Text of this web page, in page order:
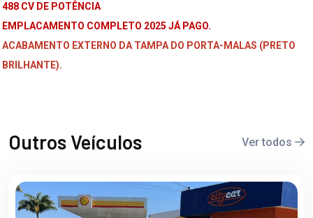
488 CV DE POTÊNCIA
EMPLACAMENTO COMPLETO 2025 JÁ PAGO.
ACABAMENTO EXTERNO DA TAMPA DO PORTA-MALAS (PRETO
BRILHANTE).
Outros Veículos Ver todos